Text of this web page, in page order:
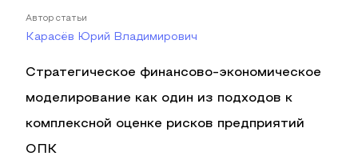
Автор статьи
Карасёв Юрий Владимирович
Стратегическое финансово-экономическое
моделирование как один из подходов к
комплексной оценке рисков предприятий
ОПК